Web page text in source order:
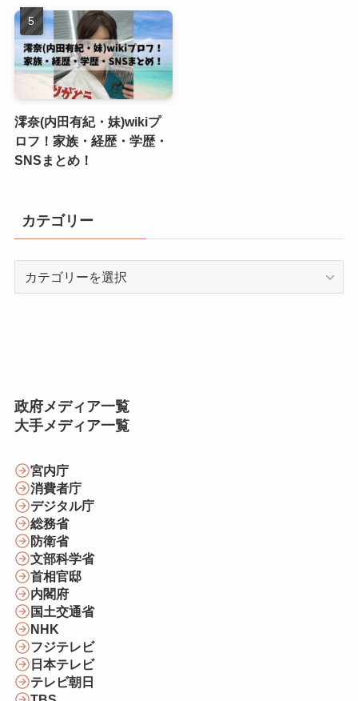
澪奈(内田有紀・妹)wikiプ
ロフ！家族・経歴・学歴・
SNSまとめ！
カテゴリー
政府メディア一覧
大手メディア一覧
宮内庁
消費者庁
デジタル庁
総務省
防衛省
文部科学省
首相官邸
内閣府
国土交通省
NHK
フジテレビ
日本テレビ
テレビ朝日